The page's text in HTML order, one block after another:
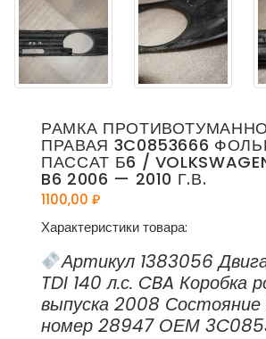
РАМКА
ПРАВАЯ 3C0853666
ПАССАТ Б6 /
B6 2006 — 2010 Г.В.
1100,00 ₽
Характеристики товара:
Артикул 1383056
TDI 140 л.с. CBA Коробка
выпуска 2008 Состояние
номер 28947 ОЕМ